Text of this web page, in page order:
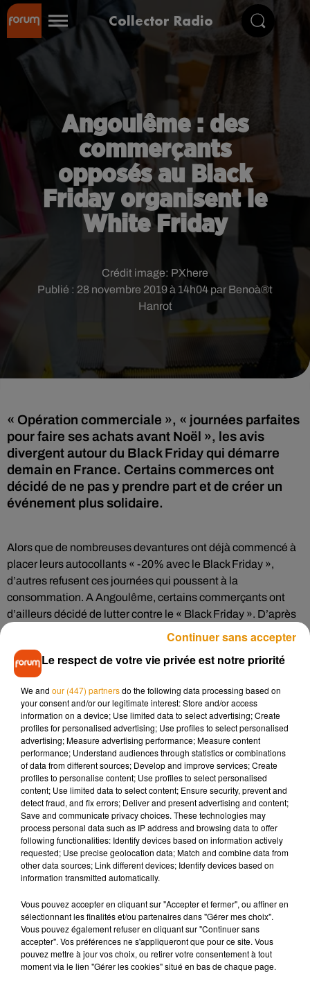
Collector Radio
Angoulême : des
commerçants
opposés au Black
Friday organisent le
White Friday
Publié : 28 novembre 2019 à 14h04 par Benoà®t
Hanrot
Crédit image: PXhere
« Opération commerciale », « journées parfaites
pour faire ses achats avant Noël », les avis
divergent autour du Black Friday qui démarre
demain en France. Certains commerces ont
décidé de ne pas y prendre part et de créer un
événement plus solidaire.
Alors que de nombreuses devantures ont déjà commencé à
placer leurs autocollants « -20% avec le Black Friday »,
d’autres refusent ces journées qui poussent à la
consommation. A Angoulême, certains commerçants ont
d’ailleurs décidé de lutter contre le « Black Friday ». D’après
, à la place de cette énième
opération commerciale, ils organisent leur « White Friday ».
Plutôt que des promotions vendredi et samedi, les boutiques
participantes s’engagent à reverser 10 à 20% du chiffre
d’affaires de ces deux journées à des associations. Une
opération qui vise à mettre en avant le tissu associatif qui
vient en aide aux autres. Cette année, l’ADAPEI et
l’association « le droit à mourir dans la dignité » devraient
recevoir une partie des bénéfices de ces journées.
Musique
7 août 2026
Madonna sort enfin le remix de « Love
Angèle et Amélie Lens dévoilent leur
Le respect de votre vie privée est notre priorité
We and our (447) partnersdo the following data processing based on
your consent and/or our legitimate interest: Store and/or access
information on a device; Use limited data to select advertising; Create
profiles for personalised advertising; Use profiles to select personalised
advertising; Measure advertising performance; Measure content
performance; Understand audiences through statistics or combinations
of data from different sources; Develop and improve services; Create
profiles to personalise content; Use profiles to select personalised
content; Use limited data to select content; Ensure security, prevent and
detect fraud, and fix errors; Deliver and present advertising and content;
Save and communicate privacy choices. These technologies may
process personal data such as IP address and browsing data to offer
following functionalities: Identify devices based on information actively
requested; Use precise geolocation data; Match and combine data from
other data sources; Link different devices; Identify devices based on
information transmitted automatically.
Vous pouvez accepter en cliquant sur "Accepter et fermer", ou affiner en
sélectionnant les finalités et/ou partenaires dans "Gérer mes choix".
Vous pouvez également refuser en cliquant sur "Continuer sans
accepter". Vos préférences ne s'appliqueront que pour ce site. Vous
pouvez mettre à jour vos choix, ou retirer votre consentement à tout
moment via le lien "Gérer les cookies" situé en bas de chaque page.
Continuer sans accepter